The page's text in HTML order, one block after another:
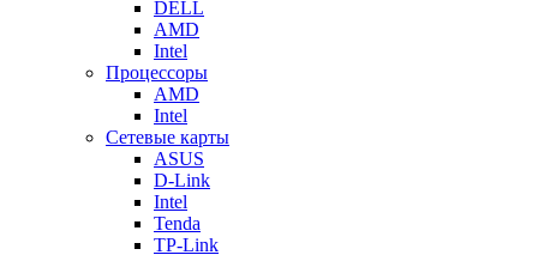
DELL
AMD
Intel
Процессоры
AMD
Intel
Сетевые карты
ASUS
D-Link
Intel
Tenda
TP-Link